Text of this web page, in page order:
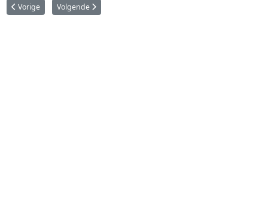
Vorig artikel: Nieuwe resultaten wijzen erop dat de interstellaire nomade
Vorige Volgende artikel: Nieuwe techniek spoort jongste planeten
Volgende